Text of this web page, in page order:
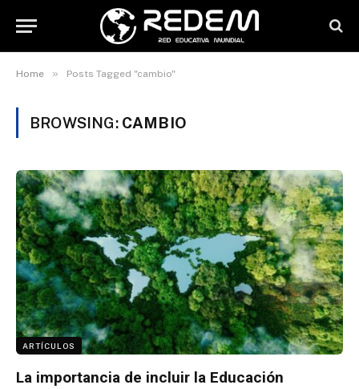
Home » Posts Tagged "cambio"
BROWSING: CAMBIO
ARTÍCULOS
La importancia de incluir la Educación